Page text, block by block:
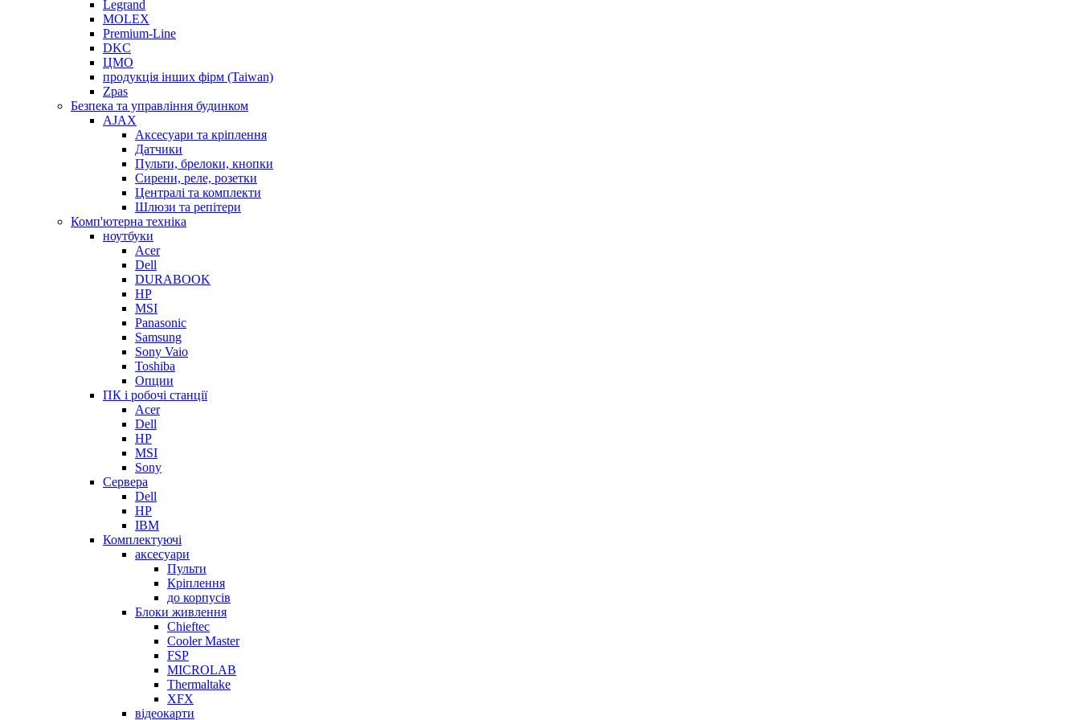
Legrand
MOLEX
Premium-Line
DKC
ЦМО
продукція інших фірм (Taiwan)
Zpas
Безпека та управління будинком
AJAX
Аксесуари та кріплення
Датчики
Пульти, брелоки, кнопки
Сирени, реле, розетки
Централі та комплекти
Шлюзи та репітери
Комп'ютерна техніка
ноутбуки
Acer
Dell
DURABOOK
HP
MSI
Panasonic
Samsung
Sony Vaio
Toshiba
Опции
ПК і робочі станції
Acer
Dell
HP
MSI
Sony
Сервера
Dell
HP
IBM
Комплектуючі
аксесуари
Пульти
Кріплення
до корпусів
Блоки живлення
Chieftec
Cooler Master
FSP
MICROLAB
Thermaltake
XFX
відеокарти